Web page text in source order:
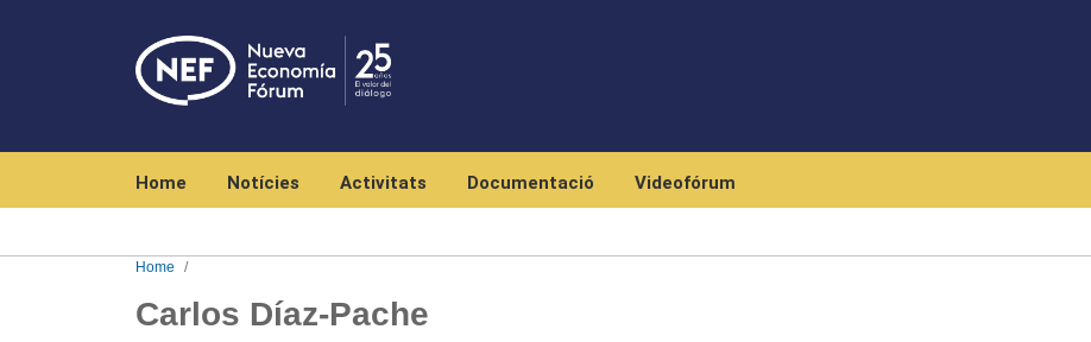
Home Notícies Activitats Documentació Videofórum
Home
Carlos Díaz-Pache